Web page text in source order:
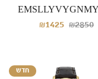
₪1425 ₪2850
חדש